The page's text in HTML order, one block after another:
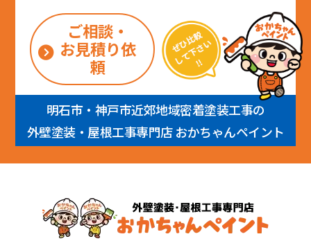
ご相談・
お見積り依
頼
明石市・神戸市近郊地域密着塗装工事の
外壁塗装・屋根工事専門店 おかちゃんペイント